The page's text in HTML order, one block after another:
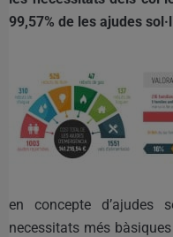
99,57% de les ajudes
en concepte d’ajudes
necessitats més